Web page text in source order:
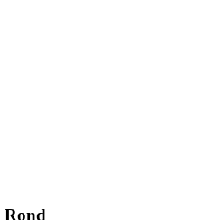
Rond